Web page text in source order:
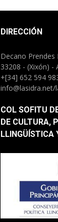
DIRECCIÓN
Decano Prendes
33208 - (Xixón) -
+[34] 652 594
info@lasidra.net/
COL SOFITU
DE CULTURA,
LLINGÜÍSTICA